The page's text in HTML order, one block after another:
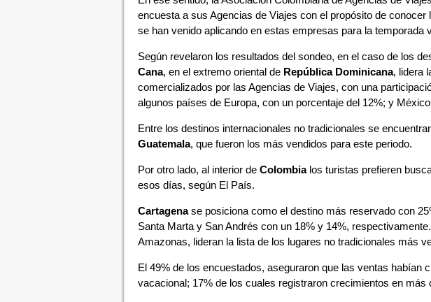
encuesta a sus Agencias de Viajes con el propósito de
se han venido aplicando en estas empresas para la temporada
Según revelaron los resultados del sondeo, en el caso de los
Cana, en el extremo oriental de República Dominicana, lidera
comercializados por las Agencias de Viajes, con una
algunos países de Europa, con un porcentaje del 12%; y
Entre los destinos internacionales no tradicionales se
Guatemala, que fueron los más vendidos para este periodo.
Por otro lado, al interior de Colombialos turistas prefieren
esos días, según El País.
Cartagenase posiciona como el destino más reservado con
Santa Marta y San Andrés con un 18% y 14%,
Amazonas, lideran la lista de los lugares no tradicionales más
El 49% de los encuestados, aseguraron que las ventas habían
vacacional; 17% de los cuales registraron crecimientos en más